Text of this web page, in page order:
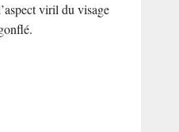
viril du visage